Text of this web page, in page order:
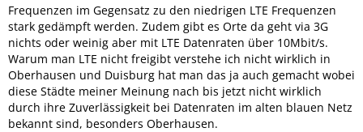
Frequenzen im Gegensatz zu den niedrigen LTE Frequenzen
stark gedämpft werden. Zudem gibt es Orte da geht via 3G
nichts oder weinig aber mit LTE Datenraten über 10Mbit/s.
Warum man LTE nicht freigibt verstehe ich nicht wirklich in
Oberhausen und Duisburg hat man das ja auch gemacht wobei
diese Städte meiner Meinung nach bis jetzt nicht wirklich
durch ihre Zuverlässigkeit bei Datenraten im alten blauen Netz
bekannt sind, besonders Oberhausen.